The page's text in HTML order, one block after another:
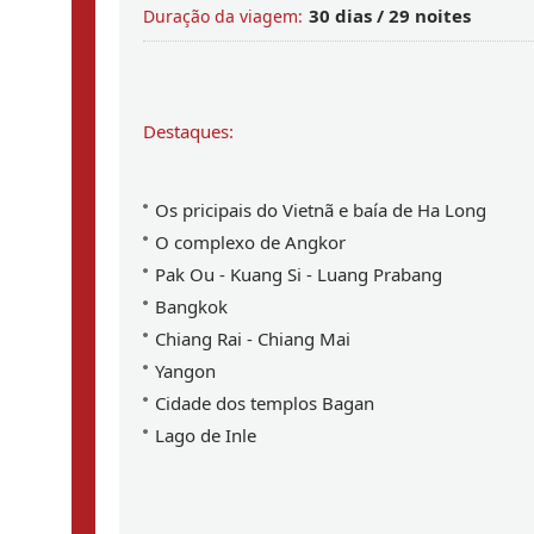
Duração da viagem: 30 dias / 29 noites
Destaques:
Os pricipais do Vietnã e baía de Ha Long
O complexo de Angkor
Pak Ou - Kuang Si - Luang Prabang
Bangkok
Chiang Rai - Chiang Mai
Yangon
Cidade dos templos Bagan
Lago de Inle
Vietnã - Laos - Camboja - Tailândia e
Grupo de Maria del Pilar Ester Arroyo de
Grupo de Sra. Maria de las Mercedes Suppo
Grupo de Sra. Maria Pilar